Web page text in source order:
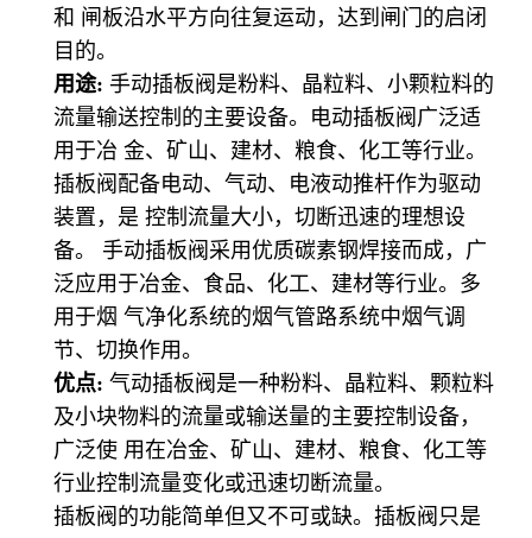
和 闸板沿水平方向往复运动，达到闸门的启闭
目的。
用途: 手动插板阀是粉料、晶粒料、小颗粒料的
流量输送控制的主要设备。电动插板阀广泛适
用于冶 金、矿山、建材、粮食、化工等行业。
插板阀配备电动、气动、电液动推杆作为驱动
装置，是 控制流量大小，切断迅速的理想设
备。 手动插板阀采用优质碳素钢焊接而成，广
泛应用于冶金、食品、化工、建材等行业。多
用于烟 气净化系统的烟气管路系统中烟气调
节、切换作用。
优点: 气动插板阀是一种粉料、晶粒料、颗粒料
及小块物料的流量或输送量的主要控制设备，
广泛使 用在冶金、矿山、建材、粮食、化工等
行业控制流量变化或迅速切断流量。
插板阀的功能简单但又不可或缺。插板阀只是